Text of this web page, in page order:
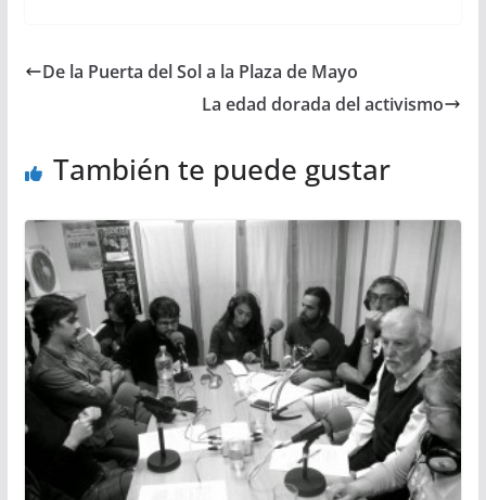
De la Puerta del Sol a la Plaza de Mayo
La edad dorada del activismo
También te puede gustar